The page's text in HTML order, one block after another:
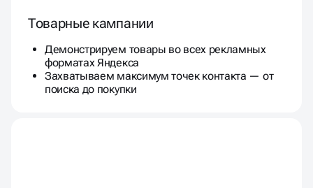
Товарные кампании
Демонстрируем товары во всех рекламных
форматах Яндекса
Захватываем максимум точек контакта — от
поиска до покупки